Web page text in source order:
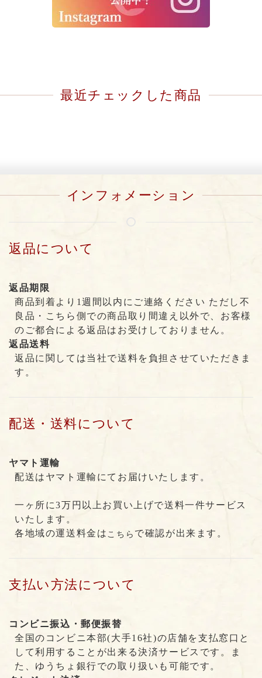
最近チェックした商品
インフォメーション
返品について
返品期限
商品到着より1週間以内にご連絡ください ただし不
良品・こちら側での商品取り間違え以外で、お客様
のご都合による返品はお受けしておりません。
返品送料
返品に関しては当社で送料を負担させていただきま
す。
配送・送料について
ヤマト運輸
配送はヤマト運輸にてお届けいたします。
一ヶ所に3万円以上お買い上げで送料一件サービス
いたします。
各地域の運送料金は こちら で確認が出来ます。
支払い方法について
コンビニ振込・郵便振替
全国のコンビニ本部(大手16社)の店舗を支払窓口と
して利用することが出来る決済サービスです。ま
た、ゆうちょ銀行での取り扱いも可能です。